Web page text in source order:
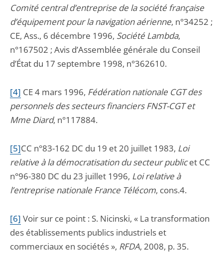
Comité central d’entreprise de la société française
d’équipement pour la navigation aérienne, n°34252 ;
CE, Ass., 6 décembre 1996, Société Lambda,
n°167502 ; Avis d’Assemblée générale du Conseil
d’État du 17 septembre 1998, n°362610.
[4] CE 4 mars 1996, Fédération nationale CGT des
personnels des secteurs financiers FNST-CGT et
Mme Diard, n°117884.
[5]CC n°83-162 DC du 19 et 20 juillet 1983, Loi
relative à la démocratisation du secteur publicet CC
n°96-380 DC du 23 juillet 1996, Loi relative à
l’entreprise nationale France Télécom, cons.4.
[6] Voir sur ce point : S. Nicinski, « La transformation
des établissements publics industriels et
commerciaux en sociétés », RFDA, 2008, p. 35.